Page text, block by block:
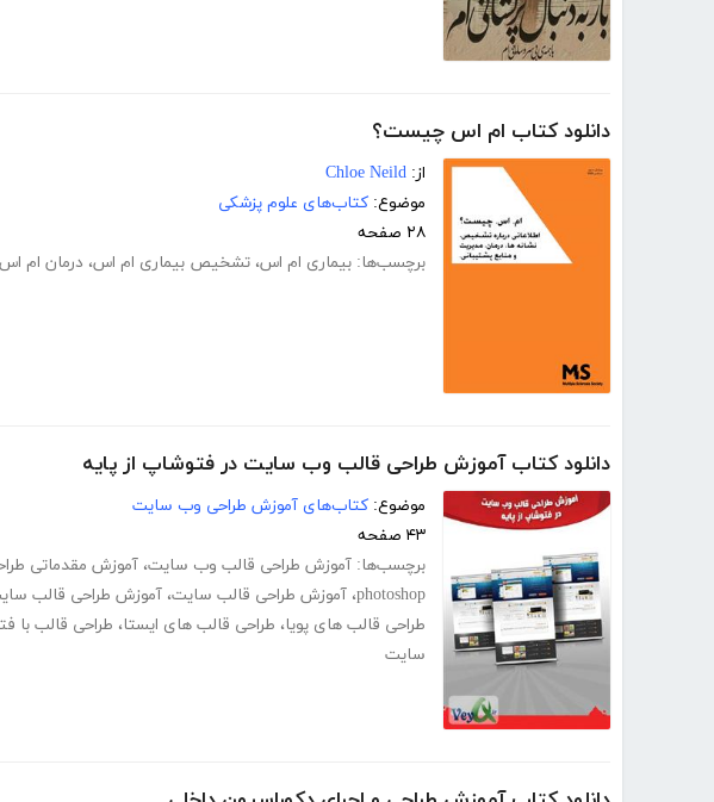
دانلود کتاب ام اس چیست؟
از: Chloe Neild
موضوع: کتاب‌های علوم پزشکی
۲۸ صفحه
برچسب‌ها: بیماری ام اس، تشخیص بیماری ام اس، درمان ام اس
دانلود کتاب آموزش طراحی قالب وب سایت در فتوشاپ از پایه
موضوع: کتاب‌های آموزش طراحی وب سایت
۴۳ صفحه
برچسب‌ها: آموزش طراحی قالب وب سایت، آموزش مقدماتی
photoshop، آموزش طراحی قالب سایت، آموزش طراحی قالب
طراحی قالب های پویا، طراحی قالب های ایستا، طراحی قالب با
سایت